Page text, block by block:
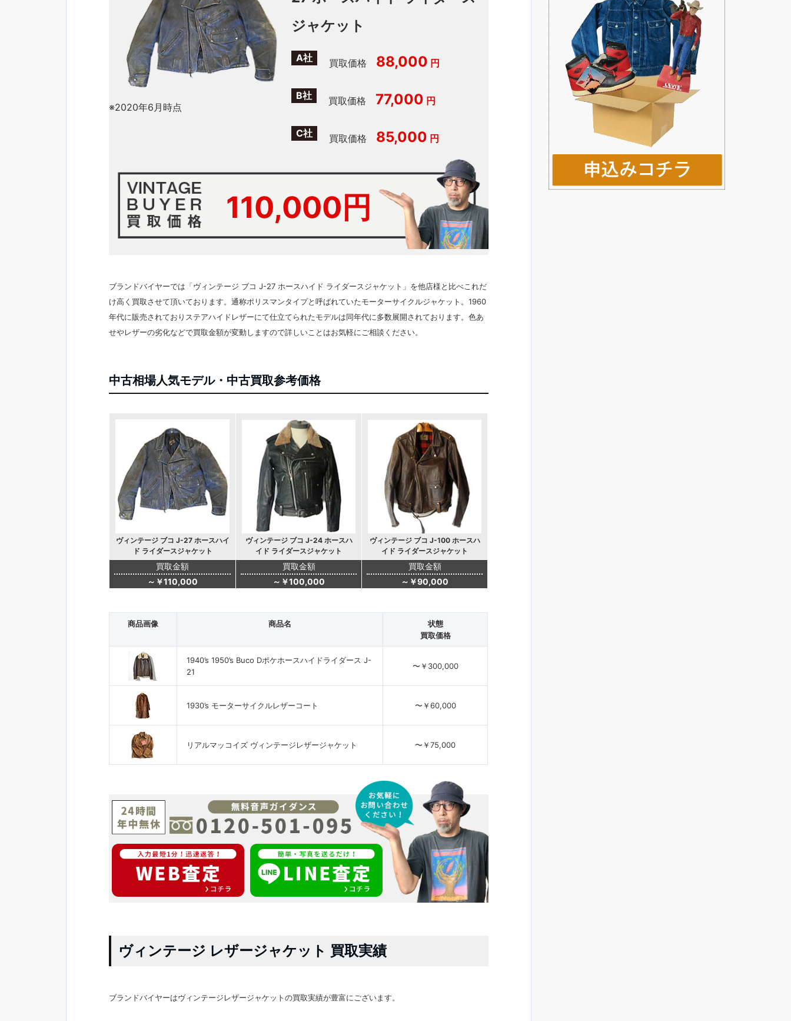
ジャケット
A社 買取価格 88,000 円
B社 買取価格 77,000 円
C社 買取価格 85,000 円
※2020年6月時点
110,000円
ブランドバイヤーでは「ヴィンテージ ブコ J-27 ホースハイド ライダースジャケット」を他店様と比べこれだ
け高く買取させて頂いております。通称ポリスマンタイプと呼ばれていたモーターサイクルジャケット。1960
年代に販売されておりステアハイドレザーにて仕立てられたモデルは同年代に多数展開されております。色あ
せやレザーの劣化などで買取金額が変動しますので詳しいことはお気軽にご相談ください。
中古相場人気モデル・中古買取参考価格
ヴィンテージ ブコ J-27 ホースハイ
ド ライダースジャケット
ヴィンテージ ブコ J-24 ホースハ
イド ライダースジャケット
ヴィンテージ ブコ J-100 ホースハ
イド ライダースジャケット
買取金額
～￥110,000
買取金額
～￥100,000
買取金額
～￥90,000
商品画像 商品名
状態
買取価格
1940’s 1950’s Buco Dポケホースハイドライダース J-
21
〜￥300,000
1930’s モーターサイクルレザーコート 〜￥60,000
リアルマッコイズ ヴィンテージレザージャケット 〜￥75,000
ヴィンテージ レザージャケット 買取実績
ブランドバイヤーはヴィンテージレザージャケットの買取実績が豊富にございます。